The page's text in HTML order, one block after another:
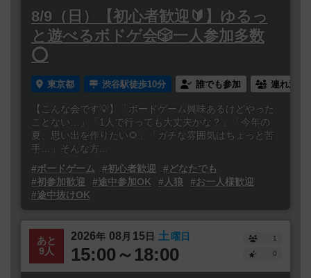
8/9（日）【初心者歓迎🔰】ゆるっ
と遊べるボドゲ会🎲一人参加多数
⭕️
東京都 渋谷駅徒歩10分 誰でも参加 連れ添い
【こんな会です💡】「ボードゲーム興味あるけどやった
ことない…」「1人で行っても大丈夫かな？」「今年の
夏、思い出を作りたい🌻」「ガチな雰囲気はちょっと苦
手…」そんな方...
#ボードゲーム
#初心者歓迎
#どなたでも
#初参加歓迎
#途中参加OK #人狼
#お一人様歓迎
#途中抜けOK
あと
9人
2026年 08 月 15日 土曜日
15:00～18:00
1
0